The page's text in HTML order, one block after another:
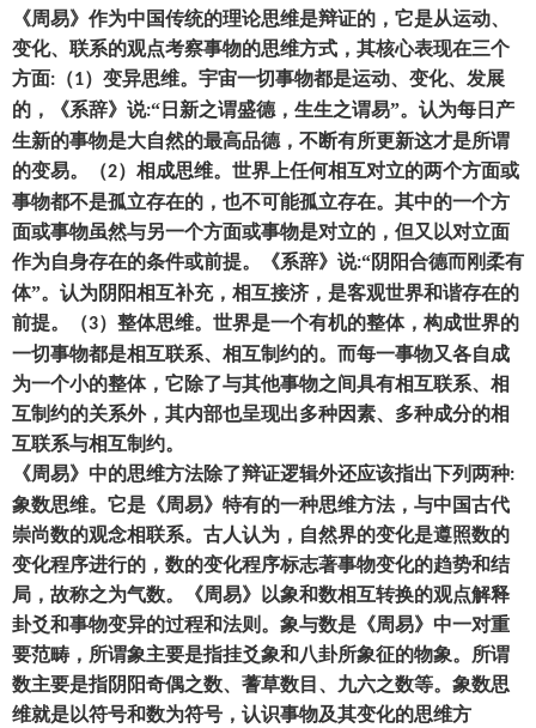
《周易》作为中国传统的理论思维是辩证的 ， 它是从运动、
变化、联系的观点考察事物的思维方式 ， 其核心表现在三个
方面: （1） 变异思维。宇宙一切事物都是运动、变化、发展
的 ， 《系辞》说:“日新之谓盛德 ， 生生之谓易”。认为每日产
生新的事物是大自然的最高品德 ， 不断有所更新这才是所谓
的变易。
（2） 相成思维。世界上任何相互对立的两个方面或
事物都不是孤立存在的 ， 也不可能孤立存在。其中的一个方
面或事物虽然与另一个方面或事物是对立的 ， 但又以对立面
作为自身存在的条件或前提。《系辞》说:“阴阳合德而刚柔有
体”。认为阴阳相互补充， 相互接济 ， 是客观世界和谐存在的
前提。
（3） 整体思维。世界是一个有机的整体， 构成世界的
一切事物都是相互联系、相互制约的。而每一事物又各自成
为一个小的整体， 它除了与其他事物之间具有相互联系、相
互制约的关系外， 其内部也呈现出多种因素、多种成分的相
互联系与相互制约。
《周易》中的思维方法除了辩证逻辑外还应该指出下列两种:
象数思维。它是《周易》特有的一种思维方法， 与中国古代
崇尚数的观念相联系。古人认为 ， 自然界的变化是遵照数的
变化程序进行的 ， 数的变化程序标志著事物变化的趋势和结
局 ， 故称之为气数。《周易》以象和数相互转换的观点解释
卦爻和事物变异的过程和法则。象与数是《周易》中一对重
要范畴 ， 所谓象主要是指挂爻象和八卦所象征的物象。所谓
数主要是指阴阳奇偶之数、蓍草数目、九六之数等。象数思
维就是以符号和数为符号 ， 认识事物及其变化的思维方